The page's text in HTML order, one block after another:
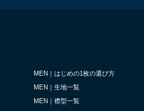
MEN｜はじめの1枚の選び方
MEN｜生地一覧
MEN｜襟型一覧